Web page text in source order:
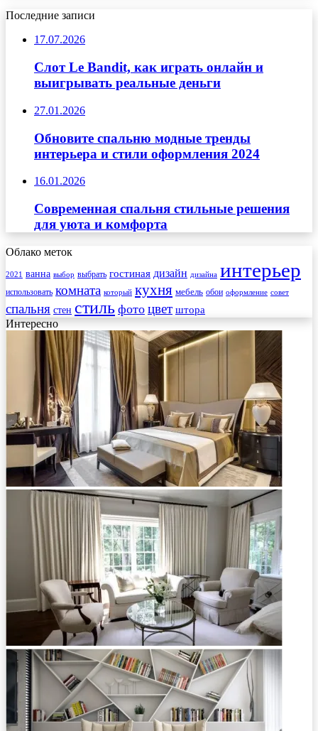
Последние записи
17.07.2026
Слот Le Bandit, как играть онлайн и
выигрывать реальные деньги
27.01.2026
Обновите спальню модные тренды
интерьера и стили оформления 2024
16.01.2026
Современная спальня стильные решения
для уюта и комфорта
Облако меток
2021 ванна выбор выбрать гостиная дизайн дизайна интерьер
использовать комната который кухня мебель обои оформление совет
спальня стен стиль фото цвет штора
Интересно